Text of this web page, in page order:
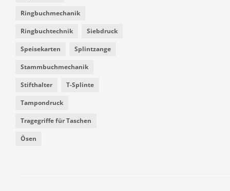
Ringbuchmechanik
Ringbuchtechnik Siebdruck
Speisekarten Splintzange
Stammbuchmechanik
Stifthalter T-Splinte
Tampondruck
Tragegriffe für Taschen
Ösen